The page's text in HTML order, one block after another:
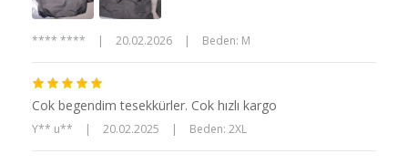
**** **** | 20.02.2026 | Beden: M
Cok begendim tesekkürler. Cok hızlı kargo
Y** u** | 20.02.2025 | Beden: 2XL